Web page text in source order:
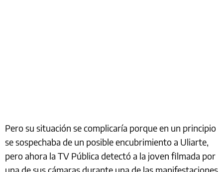
Pero su situación se complicaría porque en un principio
se sospechaba de un posible encubrimiento a Uliarte,
pero ahora la TV Pública detectó a la joven filmada por